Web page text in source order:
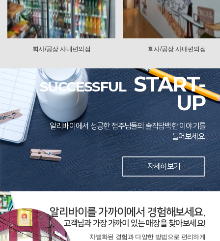
사내편의점 회사/공장 사내편의점
SUCCESSFUL START-
UP
알리바이에서 성공한 점주님들의 솔직담백한 이야기를
들어보세요.
자세히보기
알리바이를 가까이에서 경험해보세요.
고객님과 가장 가까이 있는 매장을 찾아보세요!
차별화된 경험과 다양한 방법으로 편리하게